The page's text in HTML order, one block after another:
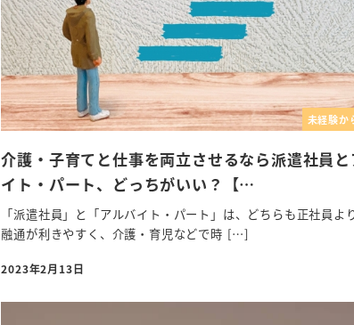
未経験か
介護・子育てと仕事を両立させるなら派遣社員
イト・パート、どっちがいい？【…
「派遣社員」と「アルバイト・パート」は、どちらも正社員よ
融通が利きやすく、介護・育児などで時 […]
2023年2月13日